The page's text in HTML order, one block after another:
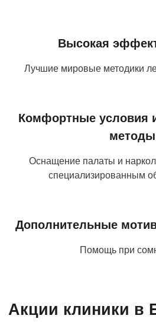
Высокая
Лучшие мировые методики
Комфортные условия
методы
Оснащение палаты и
специализированным
Дополнительные
Помощь при
Акции клиники в